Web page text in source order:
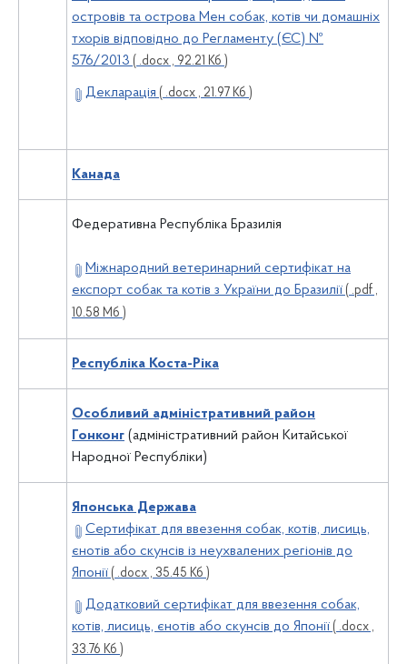
островів та острова Мен собак, котів чи домашніх
тхорів відповідно до Регламенту (ЄС) №
576/2013 ( .docx , 92.21 Кб )
Декларація ( .docx , 21.97 Кб )
Канада
Федеративна Республіка Бразилія
Міжнародний ветеринарний сертифікат на
експорт собак та котів з України до Бразилії ( .pdf ,
10.58 Мб )
Республіка Коста-Ріка
Особливий адміністративний район
Гонконг (адміністративний район Китайської
Народної Республіки)
Японська Держава
Сертифікат для ввезення собак, котів, лисиць,
єнотів або скунсів із неухвалених регіонів до
Японії ( .docx , 35.45 Кб )
Додатковий сертифікат для ввезення собак,
котів, лисиць, єнотів або скунсів до Японії ( .docx ,
33.76 Кб )